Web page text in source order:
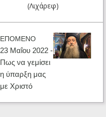
(Λιχάρεφ)
ΕΠΟΜΕΝΟ
23 Μαΐου 2022 -
Πως να γεμίσει
η ύπαρξη μας
με Χριστό